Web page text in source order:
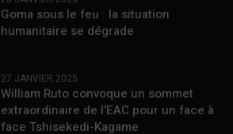
Goma sous le feu : la situation
humanitaire se dégrade
27 JANVIER 2025
William Ruto convoque un sommet
extraordinaire de l’EAC pour un face à
face Tshisekedi-Kagame